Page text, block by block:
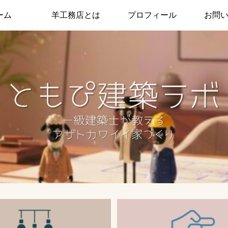
ム 羊工務店とは プロフィール お問